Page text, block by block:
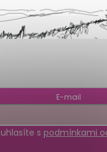
E-mail
s podmínkami